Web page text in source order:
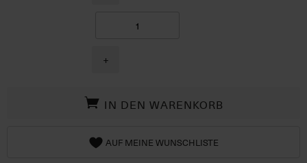
+
IN DEN WARENKORB
AUF MEINE WUNSCHLISTE